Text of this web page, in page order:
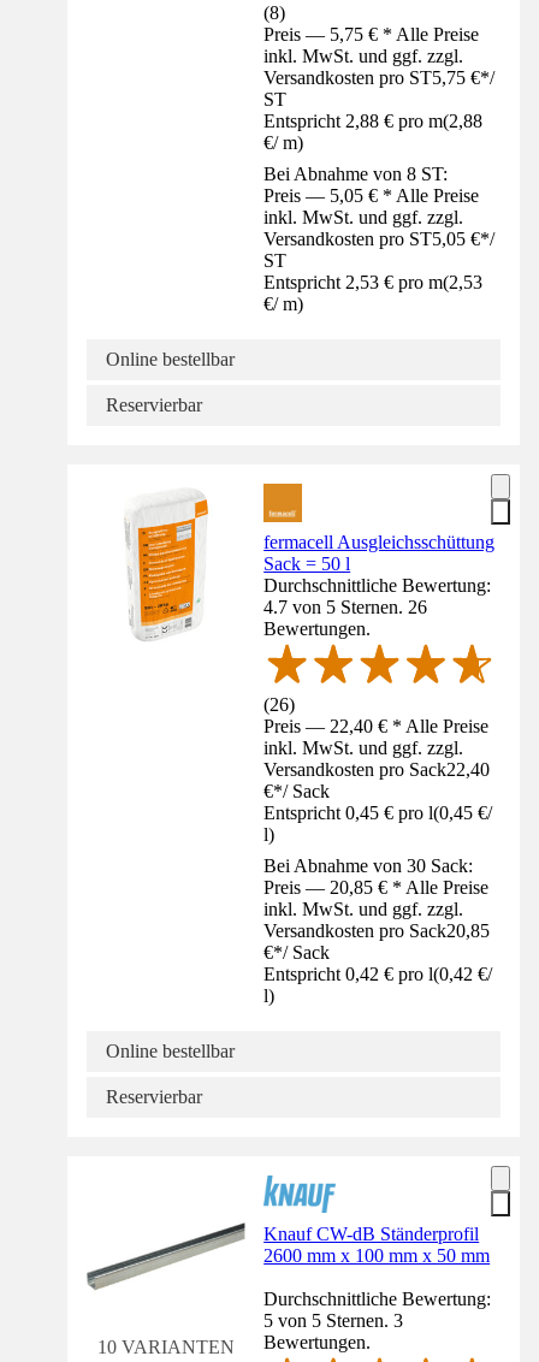
(8)
Preis — 5,75 € * Alle Preise
inkl. MwSt. und ggf. zzgl.
Versandkosten pro ST5,75 €*/
ST
Entspricht 2,88 € pro m(2,88
€/ m)
Bei Abnahme von 8 ST:
Preis — 5,05 € * Alle Preise
inkl. MwSt. und ggf. zzgl.
Versandkosten pro ST5,05 €*/
ST
Entspricht 2,53 € pro m(2,53
€/ m)
Online bestellbar
Reservierbar
fermacell Ausgleichsschüttung
Sack = 50 l
Durchschnittliche Bewertung:
4.7 von 5 Sternen. 26
Bewertungen.
(26)
Preis — 22,40 € * Alle Preise
inkl. MwSt. und ggf. zzgl.
Versandkosten pro Sack22,40
€*/ Sack
Entspricht 0,45 € pro l(0,45 €/
l)
Bei Abnahme von 30 Sack:
Preis — 20,85 € * Alle Preise
inkl. MwSt. und ggf. zzgl.
Versandkosten pro Sack20,85
€*/ Sack
Entspricht 0,42 € pro l(0,42 €/
l)
Online bestellbar
Reservierbar
10 VARIANTEN
Knauf CW-dB Ständerprofil
2600 mm x 100 mm x 50 mm
Durchschnittliche Bewertung:
5 von 5 Sternen. 3
Bewertungen.